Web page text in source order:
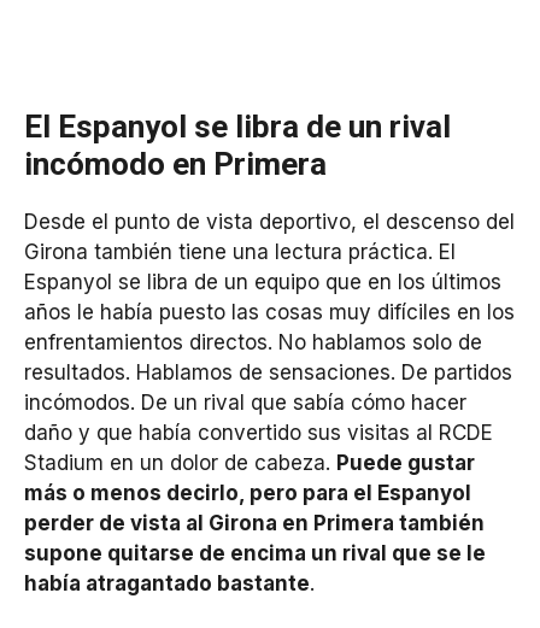
El Espanyol se libra de un rival
incómodo en Primera
Desde el punto de vista deportivo, el descenso del
Girona también tiene una lectura práctica. El
Espanyol se libra de un equipo que en los últimos
años le había puesto las cosas muy difíciles en los
enfrentamientos directos. No hablamos solo de
resultados. Hablamos de sensaciones. De partidos
incómodos. De un rival que sabía cómo hacer
daño y que había convertido sus visitas al RCDE
Stadium en un dolor de cabeza. Puede gustar
más o menos decirlo, pero para el Espanyol
perder de vista al Girona en Primera también
supone quitarse de encima un rival que se le
había atragantado bastante.